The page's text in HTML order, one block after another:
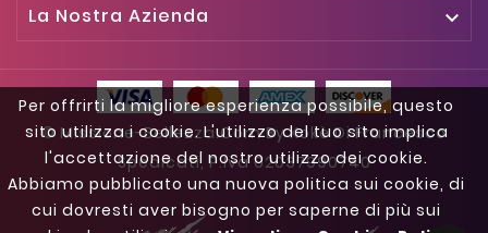
Per offrirti la migliore esperienza possibile, questo
sito utilizza i cookie. L'utilizzo del tuo sito implica
l'accettazione del nostro utilizzo dei cookie.
Abbiamo pubblicato una nuova politica sui cookie, di
cui dovresti aver bisogno per saperne di più sui
La Nostra Azienda 
© Missione-Bellezza.com By Kokè Di Francesco
Spedicati, P.iva 02037990740